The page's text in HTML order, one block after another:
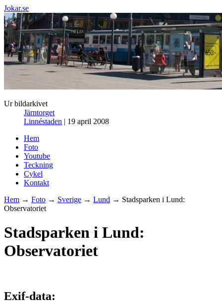
Jokar.se
Ur bildarkivet
Järntorget
Linnéstaden | 19 april 2008
Hem
Foto
Youtube
Teckning
Cykel
Kontakt
Hem → Foto → Sverige → Lund → Stadsparken i Lund:
Observatoriet
Stadsparken i Lund:
Observatoriet
Exif-data: